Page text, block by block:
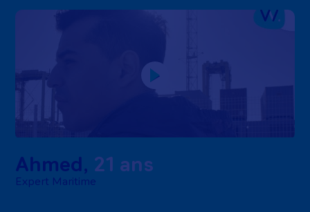
Ahmed, 21 ans
Expert Maritime